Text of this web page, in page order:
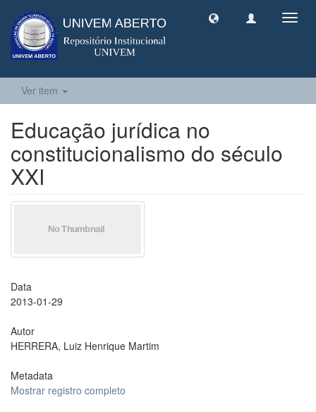
Ver item
Educação jurídica no
constitucionalismo do século
XXI
Data
2013-01-29
Autor
HERRERA, Luiz Henrique Martim
Metadata
Mostrar registro completo